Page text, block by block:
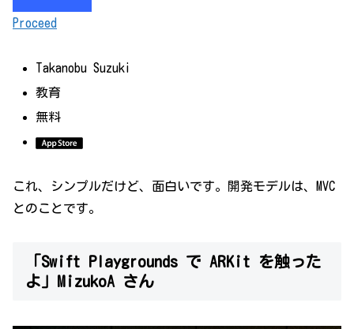
Proceed
Takanobu Suzuki
教育
無料
これ、シンプルだけど、面白いです。開発モデルは、MVC
とのことです。
「Swift Playgrounds で ARKit を触った
よ」MizukoA さん